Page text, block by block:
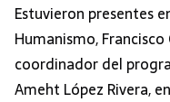
Estuvieron presentes
Humanismo, Francisco
coordinador del
Ameht López Rivera,